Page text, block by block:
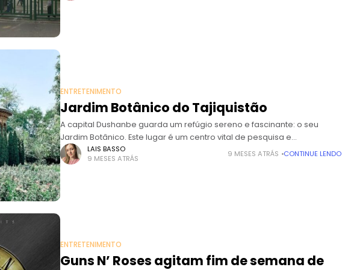
ENTRETENIMENTO
Jardim Botânico do Tajiquistão
A capital Dushanbe guarda um refúgio sereno e fascinante: o seu
Jardim Botânico. Este lugar é um centro vital de pesquisa e
conservação
LAIS BASSO
9 MESES ATRÁS
9 MESES ATRÁS CONTINUE LENDO
ENTRETENIMENTO
Guns N’ Roses agitam fim de semana de